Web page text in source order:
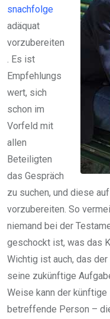
snachfolge
adäquat
vorzubereiten
. Es ist
Empfehlungs
wert, sich
schon im
Vorfeld mit
allen
Beteiligten
das Gespräch
zu suchen, und diese
vorzubereiten. So
niemand bei der
geschockt ist, was das
Wichtig ist auch, das
seine zukünftige
Weise kann der
betreffende Person –